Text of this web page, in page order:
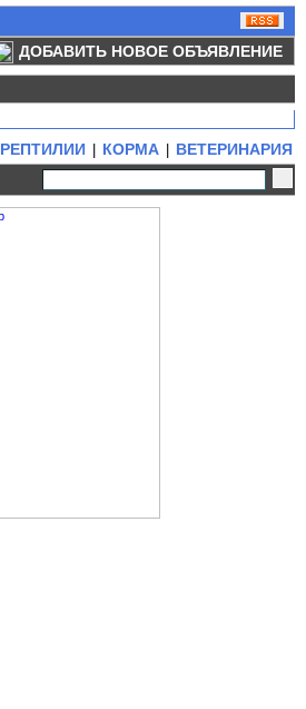
ДОБАВИТЬ НОВОЕ ОБЪЯВЛЕНИЕ
РЕПТИЛИИ КОРМА
ВЕТЕРИНАРИЯ